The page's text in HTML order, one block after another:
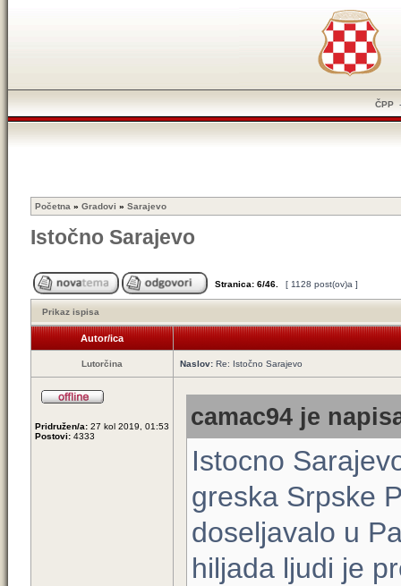
ČPP
Početna » Gradovi » Sarajevo
Istočno Sarajevo
Stranica: 6/46 [ 1128 post(ov)a ]
Prikaz ispisa
Autor/ica
Lutorčina Naslov: Re: Istočno Sarajevo
Pridružen/a: 27 kol 2019, 01:53
Postovi: 4333
camac94 je
Istocno
greska Srpske
doseljavalo u
hiljada ljudi je